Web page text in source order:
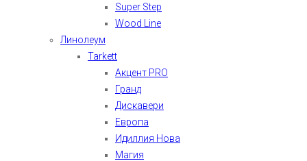
Super Step
Wood Line
Линолеум
Tarkett
Акцент PRO
Гранд
Дискавери
Европа
Идиллия Нова
Магия